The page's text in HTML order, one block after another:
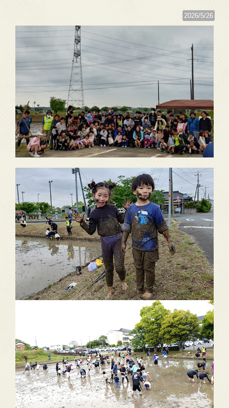
2026/5/26